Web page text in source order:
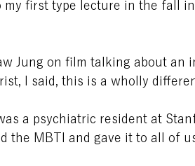
my first type lecture in the fall
Jung on film talking about
I said, this is a wholly
a psychiatric resident at
the MBTI and gave it to all of